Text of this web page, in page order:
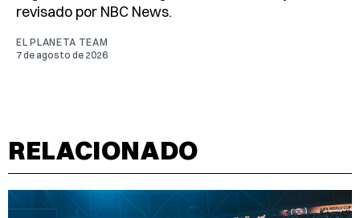
revisado por NBC News.
EL PLANETA TEAM
7 de agosto de 2026
RELACIONADO